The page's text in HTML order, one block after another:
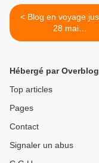
< Blog en voyage jusqu'au
28 mai…
Hébergé par Overblog
Top articles
Pages
Contact
Signaler un abus